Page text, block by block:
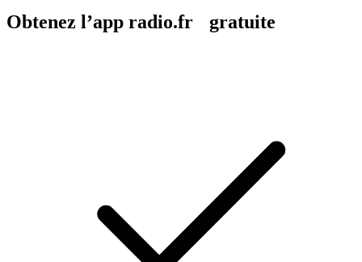
Obtenez l’app radio.fr gratuite